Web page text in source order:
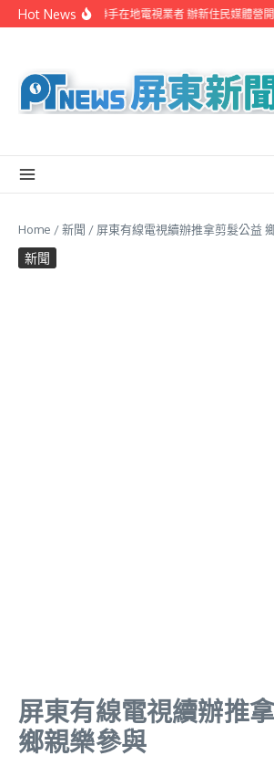
Skip to content
Hot News屏縣府聯手在地電視業者 辦新住民媒體營
Home /新聞 / 屏東有線電視續辦推拿剪髮公益
新聞
屏東有線電視續辦推
鄉親樂參與